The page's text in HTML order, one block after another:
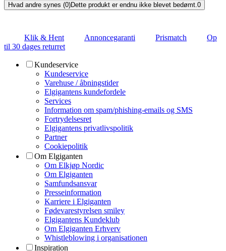
Hvad andre synes (0)Dette produkt er endnu ikke blevet bedømt. 0
Klik & Hent Annoncegaranti Prismatch
Op
til 30 dages returret
Kundeservice
Kundeservice
Varehuse / åbningstider
Elgigantens kundefordele
Services
Information om spam/phishing-emails og SMS
Fortrydelsesret
Elgigantens privatlivspolitik
Partner
Cookiepolitik
Om Elgiganten
Om Elkjøp Nordic
Om Elgiganten
Samfundsansvar
Presseinformation
Karriere i Elgiganten
Fødevarestyrelsen smiley
Elgigantens Kundeklub
Om Elgiganten Erhverv
Whistleblowing i organisationen
Inspiration